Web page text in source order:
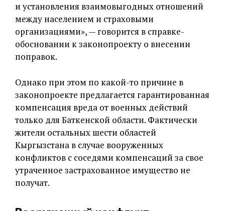
и установления взаимовыгодных отношений
между населением и страховыми
организациями», — говорится в справке-
обосновании к законопроекту о внесении
поправок.
Однако при этом по какой-то причине в
законопроекте предлагается гарантированная
компенсация вреда от военных действий
только для Баткенской области. Фактически
жители остальных шести областей
Кыргызстана в случае вооруженных
конфликтов с соседями компенсаций за свое
утраченное застрахованное имущество не
получат.